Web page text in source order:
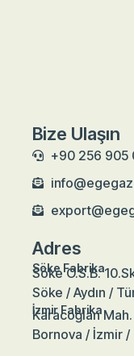
Bize Ulaşın
+90 256 905
Adres
Söke Fabrika
Söke O.S.B.
Söke / Aydın /
İzmir Fabrika
Karacoğlan
Bornova / İzmir /